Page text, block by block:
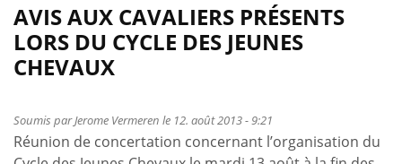
AVIS AUX CAVALIERS PRÉSENTS
LORS DU CYCLE DES JEUNES
CHEVAUX
Soumis parJerome Vermeren le 12. août 2013 - 9:21
Réunion de concertation concernant l’organisation du